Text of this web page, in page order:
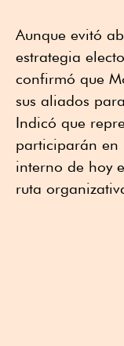
Aunque evitó
estrategia
confirmó que
sus aliados
Indicó que
participarán en
interno de hoy
ruta